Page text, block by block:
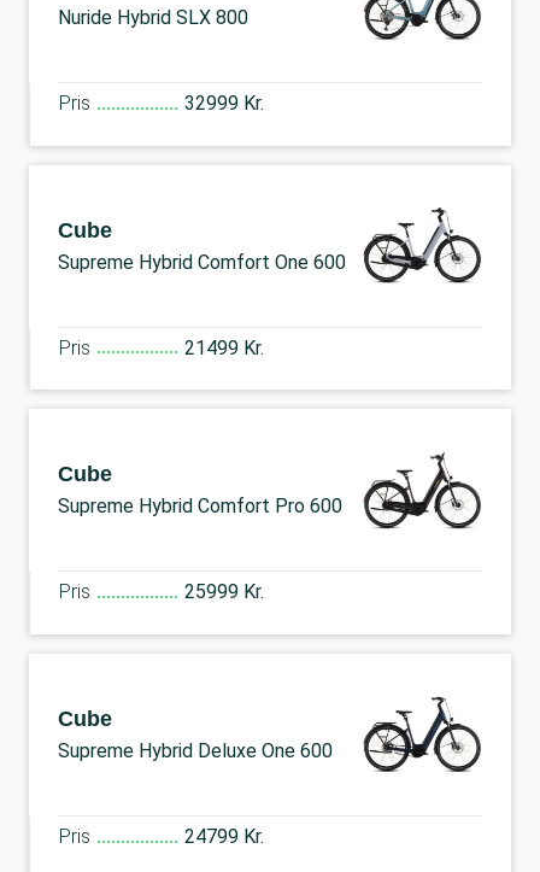
Nuride Hybrid SLX 800
Pris 32999 Kr.
Cube
Supreme Hybrid Comfort One 600
Pris 21499 Kr.
Cube
Supreme Hybrid Comfort Pro 600
Pris 25999 Kr.
Cube
Supreme Hybrid Deluxe One 600
Pris 24799 Kr.